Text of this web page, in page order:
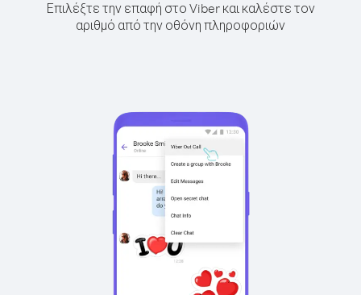
Επιλέξτε την επαφή στο Viber και καλέστε τον
αριθμό από την οθόνη πληροφοριών